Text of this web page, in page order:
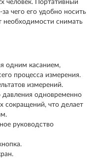
человек. Портативный
чего его удобно носить
необходимости снимать
одним касанием,
процесса измерения.
измерений.
давления одновременно
сокращений, что делает
руководство